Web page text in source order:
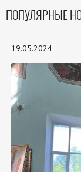
ПОПУЛЯРНЫЕ
19.05.2024